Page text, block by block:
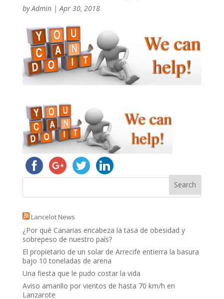
byAdmin|Apr 30, 2018
Lancelot News
¿Por qué Canarias encabeza la tasa de obesidad y
sobrepeso de nuestro país?
El propietario de un solar de Arrecife entierra la basura
bajo 10 toneladas de arena
Una fiesta que le pudo costar la vida
Aviso amarillo por vientos de hasta 70 km/h en
Lanzarote